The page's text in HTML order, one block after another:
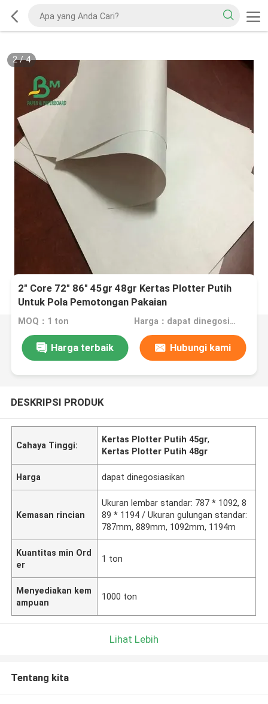
2/4
2" Core 72" 86" 45gr 48gr Kertas Plotter Putih
Untuk Pola Pemotongan Pakaian
MOQ：1 ton Harga：dapat dinegosiasikan
Harga terbaik Hubungi kami
DESKRIPSI PRODUK
Cahaya Tinggi:
Kertas Plotter Putih 45gr,
Kertas Plotter Putih 48gr
Harga dapat dinegosiasikan
Kemasan rincian
Ukuran lembar standar: 787 * 1092, 8
89 * 1194 / Ukuran gulungan standar:
787mm, 889mm, 1092mm, 1194m
Kuantitas min Ord
er
1 ton
Menyediakan kem
ampuan
1000 ton
Lihat Lebih
Tentang kita